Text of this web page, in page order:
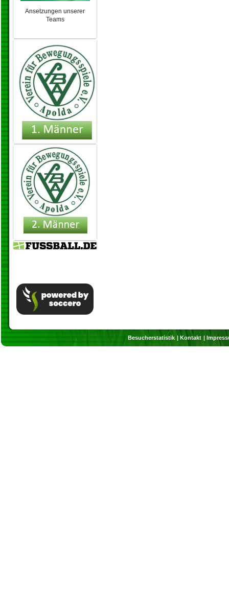
Ansetzungen unserer
Teams
Besucherstatistik Kontakt